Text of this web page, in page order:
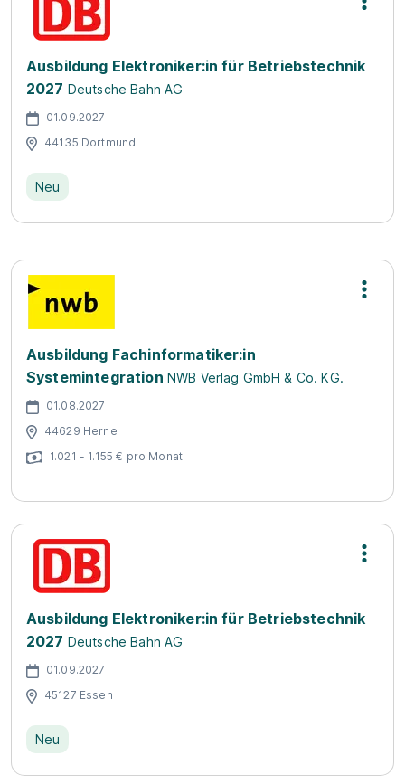
Ausbildung Elektroniker:in für Betriebstechnik
2027 Deutsche Bahn AG
01.09.2027
44135 Dortmund
Neu
Ausbildung Fachinformatiker:in
Systemintegration NWB Verlag GmbH & Co. KG.
01.08.2027
44629 Herne
1.021 - 1.155 € pro Monat
Ausbildung Elektroniker:in für Betriebstechnik
2027 Deutsche Bahn AG
01.09.2027
45127 Essen
Neu